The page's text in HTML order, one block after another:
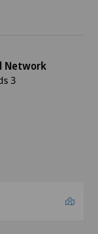
Network
3